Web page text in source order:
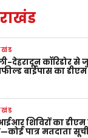
देहरादून कॉरिडोर से
बाईपास का
शिविरों का डीएम
पात्र मतदाता